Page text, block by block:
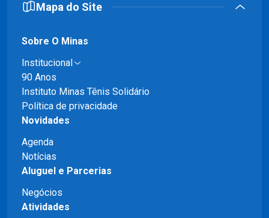
Mapa do Site
Sobre O Minas
Institucional
90 Anos
Instituto Minas Tênis Solidário
Política de privacidade
Novidades
Agenda
Notícias
Aluguel e Parcerias
Negócios
Atividades